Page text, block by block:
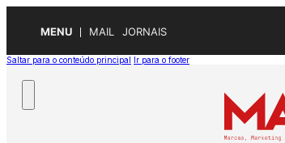
MENU MAIL JORNAIS
Saltar para o conteúdo principal Ir para o footer